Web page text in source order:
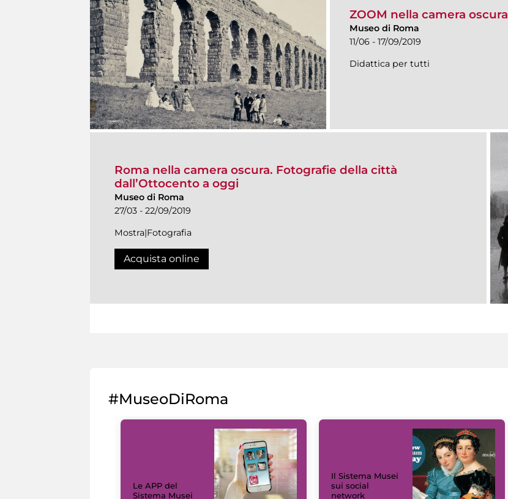
ZOOM nella camera oscura
Museo di Roma
11/06 - 17/09/2019
Didattica per tutti
Roma nella camera oscura. Fotografie della città
dall’Ottocento a oggi
Museo di Roma
27/03 - 22/09/2019
Mostra|Fotografia
Acquista online
#MuseoDiRoma
Le APP del
Sistema Musei
Il Sistema Musei
sui social
network